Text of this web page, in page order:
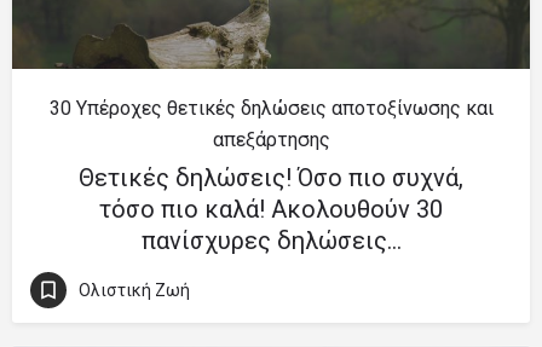
30 Υπέροχες θετικές δηλώσεις αποτοξίνωσης και
απεξάρτησης
Θετικές δηλώσεις! Όσο πιο συχνά,
τόσο πιο καλά! Ακολουθούν 30
πανίσχυρες δηλώσεις…
Ολιστική Ζωή